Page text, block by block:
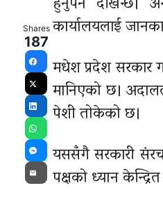
कार्यालयलाई
मधेश प्रदेश सरकार
मानिएको छ।
पेशी तोकेको छ।
यससँगै सरकारी
पक्षको ध्यान
Shares
187
Facebook
X
LinkedIn
WhatsApp
Messenger
Email